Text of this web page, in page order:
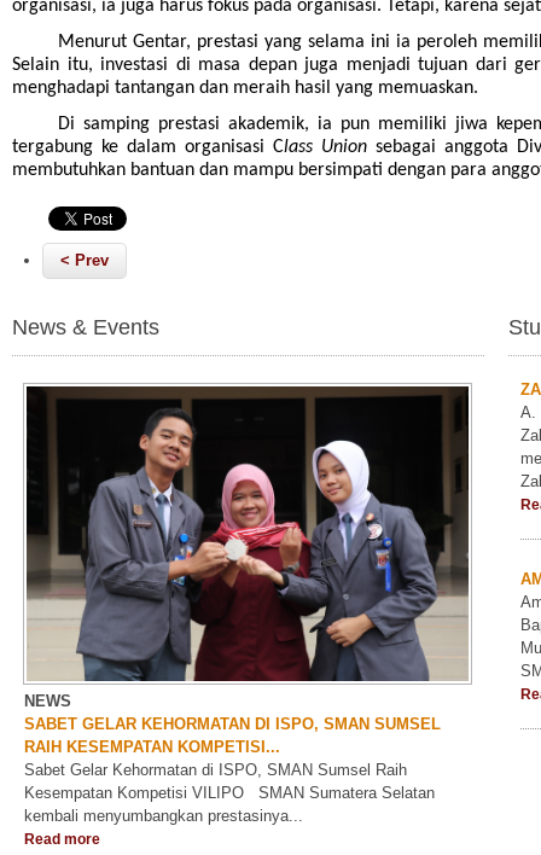
organisasi, ia juga harus fokus pada organisasi. Tetapi, karena
Menurut Gentar, prestasi yang selama ini ia peroleh
Selain itu, investasi di masa depan juga menjadi tujuan dari
menghadapi tantangan dan meraih hasil yang memuaskan.
Di samping prestasi akademik, ia pun memiliki jiwa
tergabung ke dalam organisasi Class Union sebagai anggota
membutuhkan bantuan dan mampu bersimpati dengan para
< Prev
News & Events
NEWS
A.